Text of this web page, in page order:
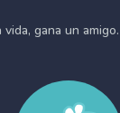
vida, gana un